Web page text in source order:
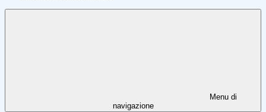
Menu di
navigazione